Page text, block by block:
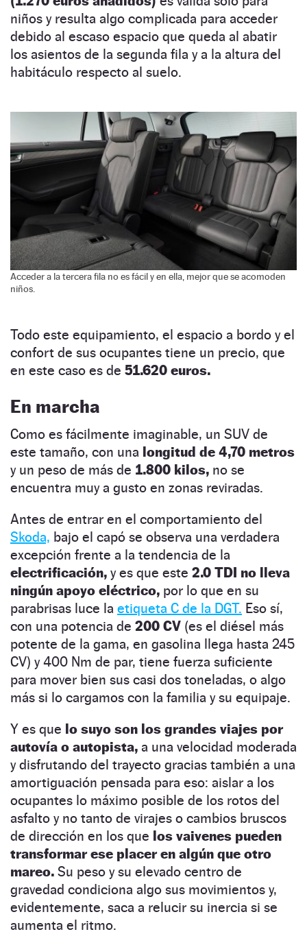
niños y resulta algo complicada para acceder
debido al escaso espacio que queda al abatir
los asientos de la segunda fila y a la altura del
habitáculo respecto al suelo.
Acceder a la tercera fila no es fácil y en ella, mejor que se acomoden
niños.
Todo este equipamiento, el espacio a bordo y el
confort de sus ocupantes tiene un precio, que
en este caso es de 51.620 euros.
En marcha
Como es fácilmente imaginable, un SUV de
este tamaño, con una longitud de 4,70 metros
y un peso de más de 1.800 kilos, no se
encuentra muy a gusto en zonas reviradas.
Antes de entrar en el comportamiento del
Skoda, bajo el capó se observa una verdadera
excepción frente a la tendencia de la
electrificación, y es que este 2.0 TDI no lleva
ningún apoyo eléctrico, por lo que en su
parabrisas luce la etiqueta C de la DGT. Eso sí,
con una potencia de 200 CV (es el diésel más
potente de la gama, en gasolina llega hasta 245
CV) y 400 Nm de par, tiene fuerza suficiente
para mover bien sus casi dos toneladas, o algo
más si lo cargamos con la familia y su equipaje.
Y es que lo suyo son los grandes viajes por
autovía o autopista, a una velocidad moderada
y disfrutando del trayecto gracias también a una
amortiguación pensada para eso: aislar a los
ocupantes lo máximo posible de los rotos del
asfalto y no tanto de virajes o cambios bruscos
de dirección en los que los vaivenes pueden
transformar ese placer en algún que otro
mareo. Su peso y su elevado centro de
gravedad condiciona algo sus movimientos y,
evidentemente, saca a relucir su inercia si se
aumenta el ritmo.